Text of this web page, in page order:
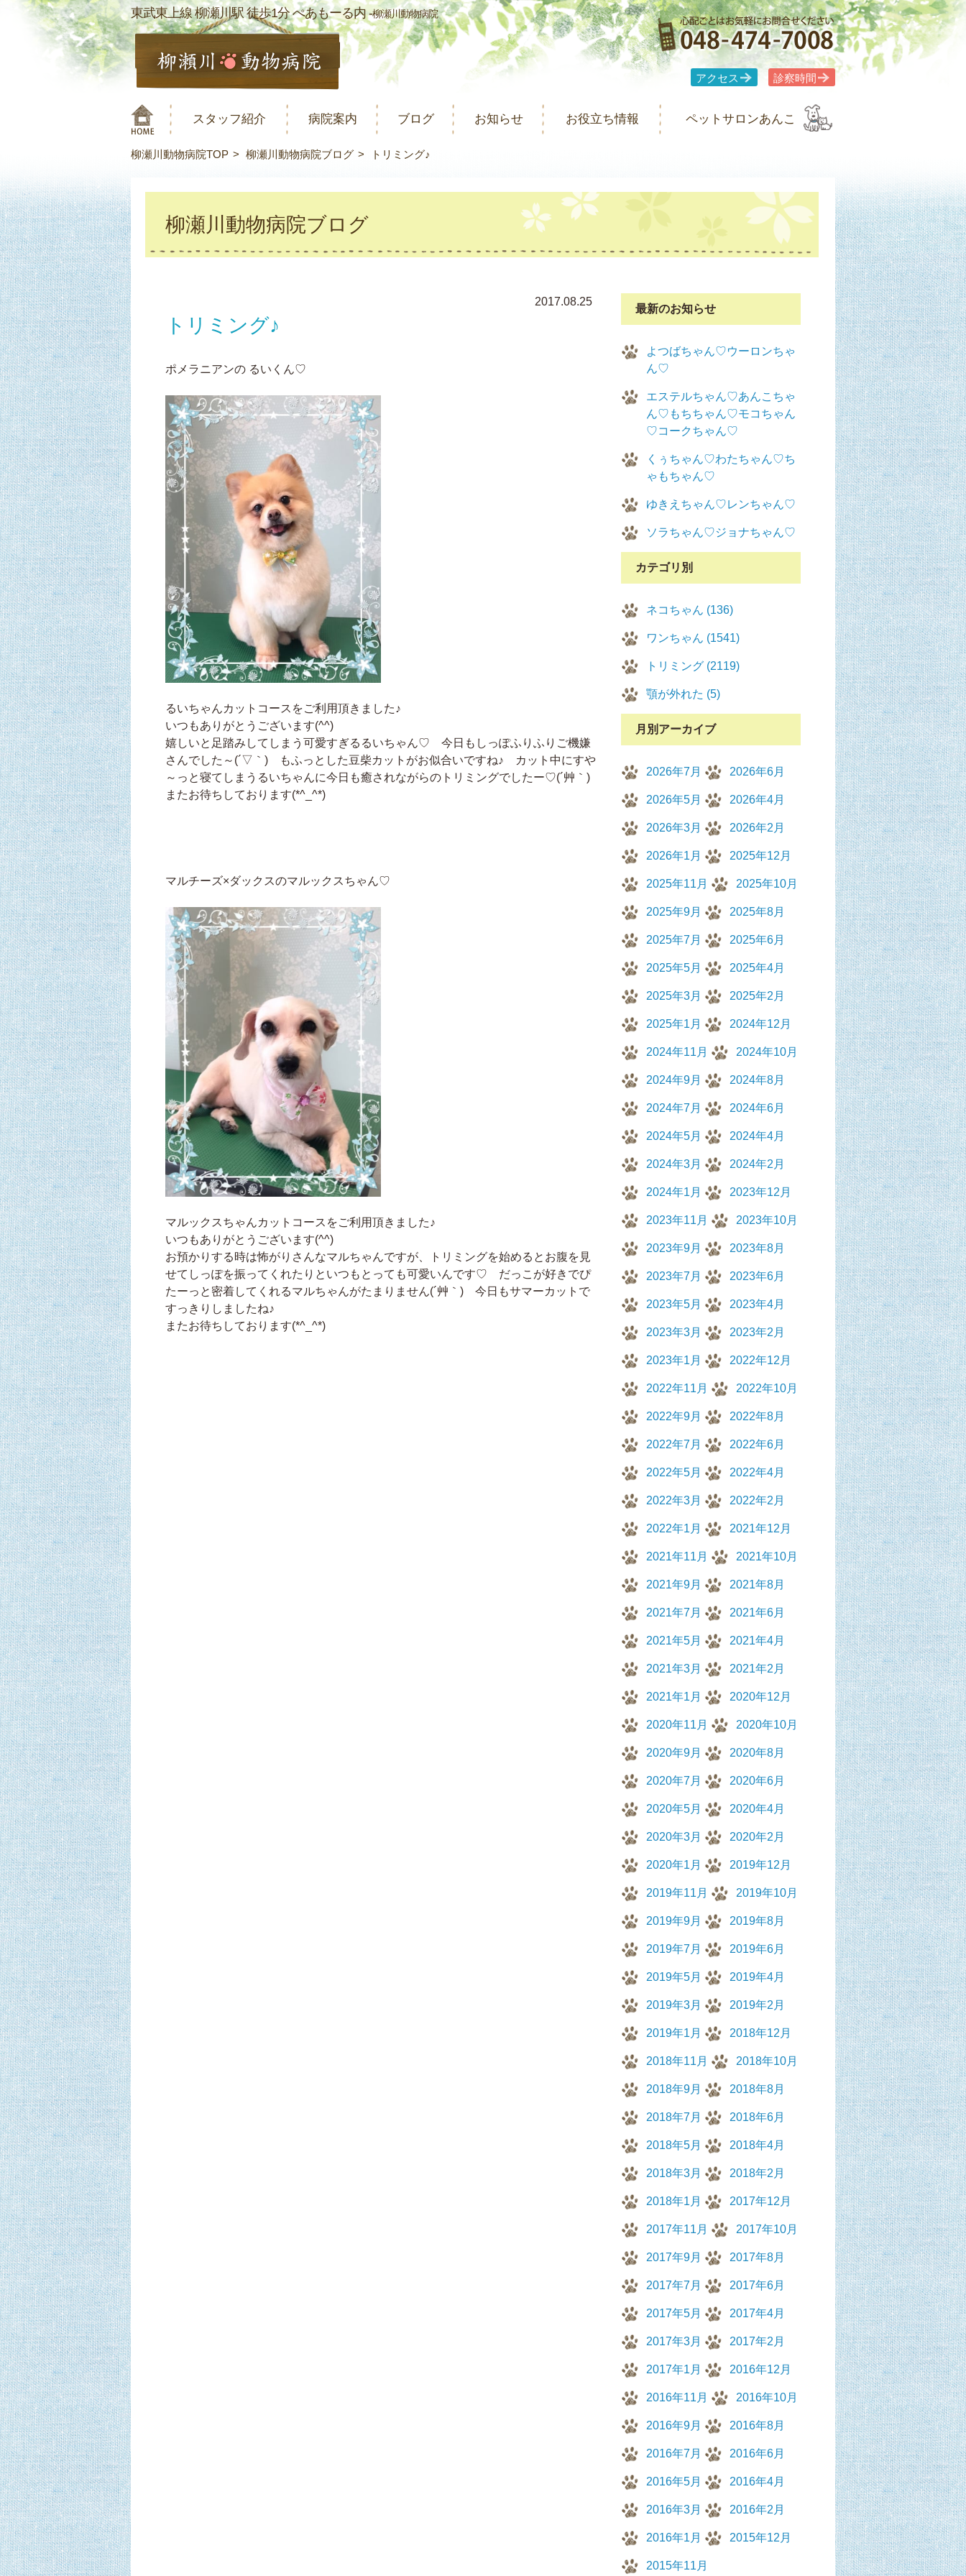
東武東上線 柳瀬川駅 徒歩1分 ぺあもーる内 -柳瀬川動物病院
アクセス 診察時間
スタッフ紹介 病院案内 ブログ お知らせ お役立ち情報 ペットサロンあんこ
柳瀬川動物病院TOP 柳瀬川動物病院ブログ トリミング♪
柳瀬川動物病院ブログ
2017.08.25
トリミング♪
ポメラニアンの るいくん♡
るいちゃんカットコースをご利用頂きました♪
いつもありがとうございます(^^)
嬉しいと足踏みしてしまう可愛すぎるるいちゃん♡ 今日もしっぽふりふりご機嫌
さんでした～(´▽｀) もふっとした豆柴カットがお似合いですね♪ カット中にすや
～っと寝てしまうるいちゃんに今日も癒されながらのトリミングでしたー♡(´艸｀)
またお待ちしております(*^_^*)
マルチーズ×ダックスのマルックスちゃん♡
マルックスちゃんカットコースをご利用頂きました♪
いつもありがとうございます(^^)
お預かりする時は怖がりさんなマルちゃんですが、トリミングを始めるとお腹を見
せてしっぽを振ってくれたりといつもとっても可愛いんです♡ だっこが好きでぴ
たーっと密着してくれるマルちゃんがたまりません(´艸｀) 今日もサマーカットで
すっきりしましたね♪
またお待ちしております(*^_^*)
最新のお知らせ
よつばちゃん♡ウーロンちゃ
ん♡
エステルちゃん♡あんこちゃ
ん♡もちちゃん♡モコちゃん
♡コークちゃん♡
くぅちゃん♡わたちゃん♡ち
ゃもちゃん♡
ゆきえちゃん♡レンちゃん♡
ソラちゃん♡ジョナちゃん♡
カテゴリ別
ネコちゃん (136)
ワンちゃん (1541)
トリミング (2119)
顎が外れた (5)
月別アーカイブ
2026年7月 2026年6月
2026年5月 2026年4月
2026年3月 2026年2月
2026年1月 2025年12月
2025年11月 2025年10月
2025年9月 2025年8月
2025年7月 2025年6月
2025年5月 2025年4月
2025年3月 2025年2月
2025年1月 2024年12月
2024年11月 2024年10月
2024年9月 2024年8月
2024年7月 2024年6月
2024年5月 2024年4月
2024年3月 2024年2月
2024年1月 2023年12月
2023年11月 2023年10月
2023年9月 2023年8月
2023年7月 2023年6月
2023年5月 2023年4月
2023年3月 2023年2月
2023年1月 2022年12月
2022年11月 2022年10月
2022年9月 2022年8月
2022年7月 2022年6月
2022年5月 2022年4月
2022年3月 2022年2月
2022年1月 2021年12月
2021年11月 2021年10月
2021年9月 2021年8月
2021年7月 2021年6月
2021年5月 2021年4月
2021年3月 2021年2月
2021年1月 2020年12月
2020年11月 2020年10月
2020年9月 2020年8月
2020年7月 2020年6月
2020年5月 2020年4月
2020年3月 2020年2月
2020年1月 2019年12月
2019年11月 2019年10月
2019年9月 2019年8月
2019年7月 2019年6月
2019年5月 2019年4月
2019年3月 2019年2月
2019年1月 2018年12月
2018年11月 2018年10月
2018年9月 2018年8月
2018年7月 2018年6月
2018年5月 2018年4月
2018年3月 2018年2月
2018年1月 2017年12月
2017年11月 2017年10月
2017年9月 2017年8月
2017年7月 2017年6月
2017年5月 2017年4月
2017年3月 2017年2月
2017年1月 2016年12月
2016年11月 2016年10月
2016年9月 2016年8月
2016年7月 2016年6月
2016年5月 2016年4月
2016年3月 2016年2月
2016年1月 2015年12月
2015年11月